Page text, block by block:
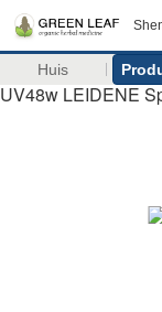
Huis
UV48w LEIDENE